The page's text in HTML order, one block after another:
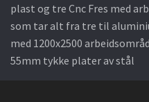
plast og tre Cnc Fres med
som tar alt fra tre til
med 1200x2500
55mm tykke plater av stål